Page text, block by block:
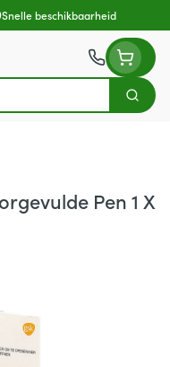
Snelle beschikbaarheid
Zoek
Pen 1 X